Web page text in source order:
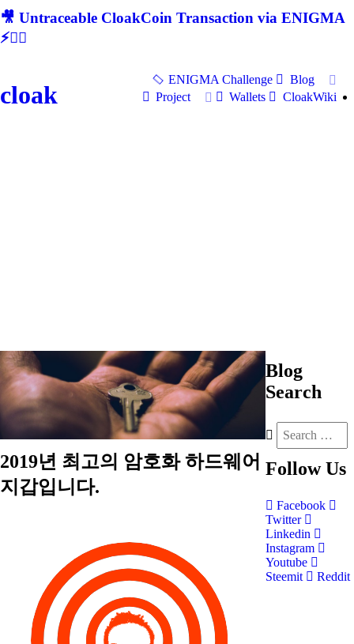
🎥 Untraceable CloakCoin Transaction via ENIGMA
⚡🕵‍♂
cloak
ENIGMA Challenge
Blog
Project
Wallets CloakWiki
2019년 최고의 암호화 하드웨어
지갑입니다.
Blog
Search
Follow Us
Facebook
Twitter
Linkedin
Instagram
Youtube
Steemit
Reddit